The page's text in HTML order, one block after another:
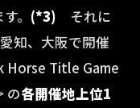
。 (*3) それに
知、大阪で開催
Horse Title Game
の各開催地上位1